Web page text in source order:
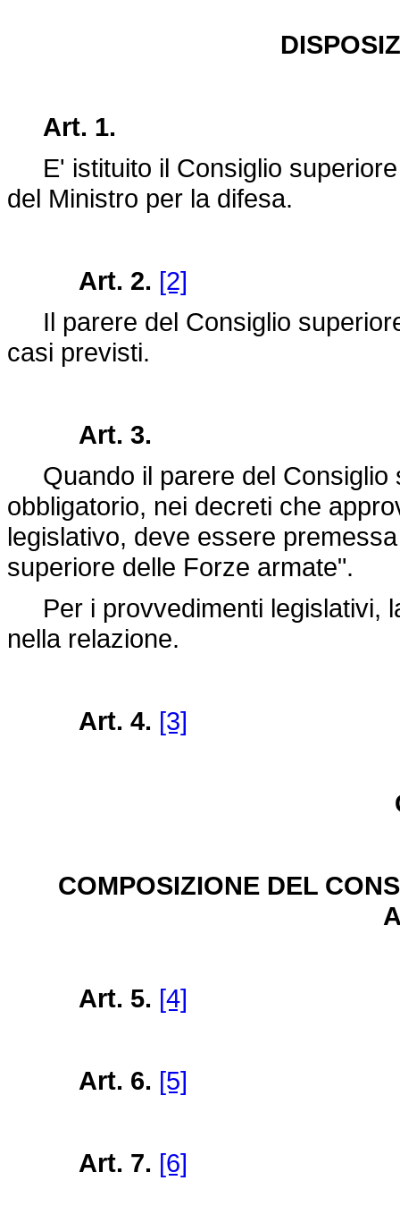
Art. 1.
E' istituito il Consiglio
del Ministro per la difesa.
Art. 2. [2]
Il parere del Consiglio
casi previsti.
Art. 3.
Quando il parere del Consiglio
obbligatorio, nei decreti che
legislativo, deve essere
superiore delle Forze armate".
Per i provvedimenti legislativi,
nella relazione.
Art. 4. [3]
COMPOSIZIONE DEL
Art. 5. [4]
Art. 6. [5]
Art. 7. [6]